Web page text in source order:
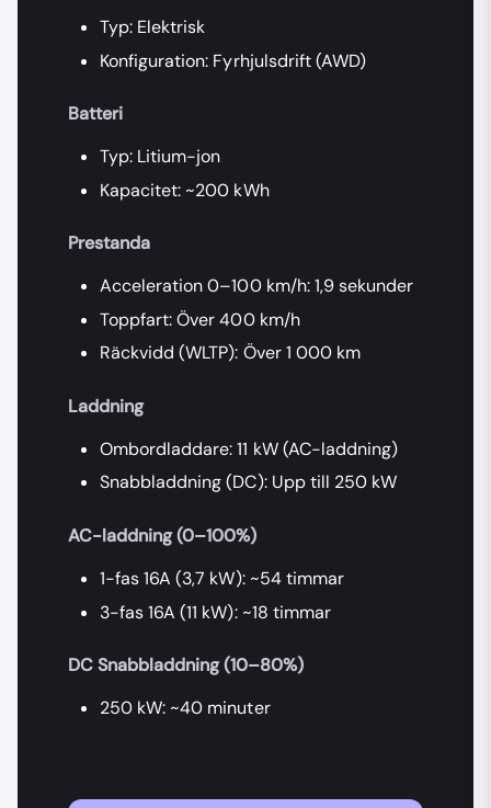
Typ: Elektrisk
Konfiguration: Fyrhjulsdrift (AWD)
Batteri
Typ: Litium-jon
Kapacitet: ~200 kWh
Prestanda
Acceleration 0–100 km/h: 1,9 sekunder
Toppfart: Över 400 km/h
Räckvidd (WLTP): Över 1 000 km
Laddning
Ombordladdare: 11 kW (AC-laddning)
Snabbladdning (DC): Upp till 250 kW
AC-laddning (0–100%)
1-fas 16A (3,7 kW): ~54 timmar
3-fas 16A (11 kW): ~18 timmar
DC Snabbladdning (10–80%)
250 kW: ~40 minuter